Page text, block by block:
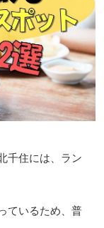
千住には、ラン
ているため、普